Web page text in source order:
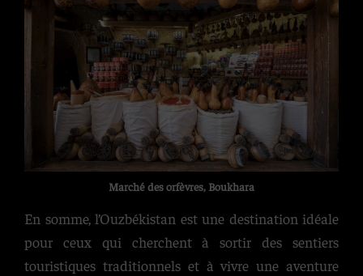
Marché des orfèvres, Boukhara
En somme, l’Ouzbékistan est une destination idéale
pour ceux qui cherchent à sortir des sentiers
touristiques traditionnels et à vivre une aventure